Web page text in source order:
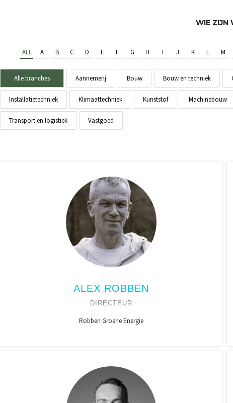
WIE ZIJN
ALL A B C D E F G H I J K L M
Alle branches Aannemerij Bouw Bouw en techniek
Installatietechniek Klimaattechniek Kunststof Machinebouw
Transport en logistiek Vastgoed
ALEX ROBBEN
DIRECTEUR
Robben Groene Energie